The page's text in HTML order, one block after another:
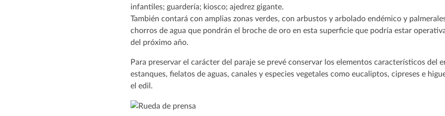
infantiles; guardería; kiosco; ajedrez gigante.
También contará con amplias zonas verdes, con arbustos y arbolado endémico y
chorros de agua que pondrán el broche de oro en esta superficie que podría estar
del próximo año.
Para preservar el carácter del paraje se prevé conservar los elementos característicos del
estanques, fielatos de aguas, canales y especies vegetales como eucaliptos, cipreses e
el edil.